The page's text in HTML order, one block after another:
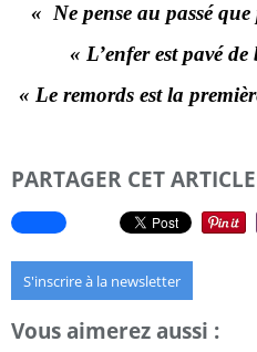
« Ne pense au passé
« L’enfer est pavé
« Le remords est la
PARTAGER CET ARTICLE
S'inscrire à la newsletter
Vous aimerez aussi :